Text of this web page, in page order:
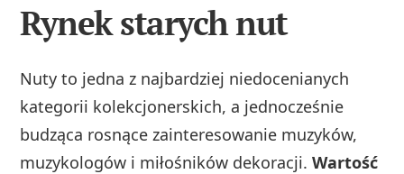
Rynek starych nut
Nuty to jedna z najbardziej niedocenianych
kategorii kolekcjonerskich, a jednocześnie
budząca rosnące zainteresowanie muzyków,
muzykologów i miłośników dekoracji.Wartość